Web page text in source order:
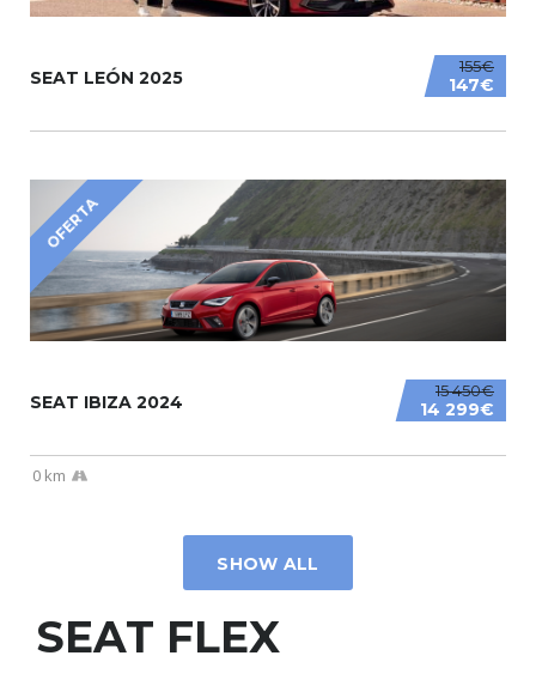
155€
147€
SEAT LEÓN 2025
OFERTA
15 450€
14 299€
SEAT IBIZA 2024
0 km
SHOW ALL
SEAT FLEX